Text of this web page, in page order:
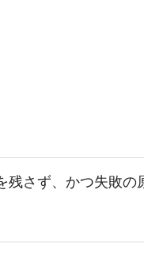
残さず、かつ失敗の